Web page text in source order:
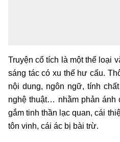
Truyện cổ tích là một thể loại
sáng tác có xu thế hư cấu.
nội dung, ngôn ngữ, tính
nghệ thuật… nhằm phản ánh
gắm tinh thần lạc quan, cái
tôn vinh, cái ác bị bài trừ.